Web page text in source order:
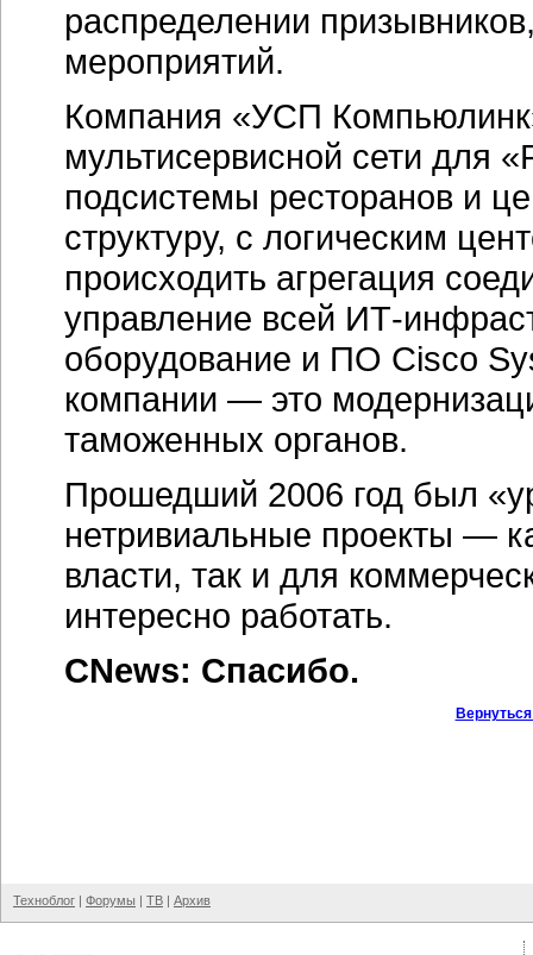
распределении
мероприятий.
Компания «УСП
мультисервисной сети для
подсистемы ресторанов и
структуру, с логическим
происходить агрегация
управление всей ИТ-
оборудование и ПО Cisco
компании — это
таможенных органов.
Прошедший 2006 год был
нетривиальные проекты —
власти, так и для
интересно работать.
CNews: Спасибо.
Техноблог | Форумы | ТВ | Архив